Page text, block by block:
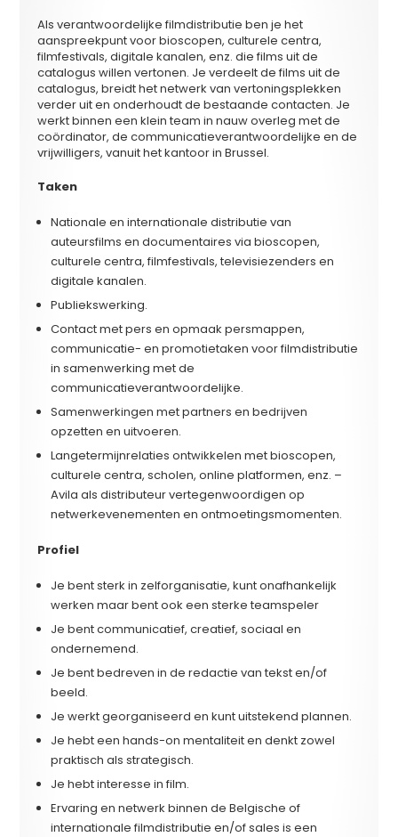
Als verantwoordelijke filmdistributie ben je het
aanspreekpunt voor bioscopen, culturele centra,
filmfestivals, digitale kanalen, enz. die films uit de
catalogus willen vertonen. Je verdeelt de films uit de
catalogus, breidt het netwerk van vertoningsplekken
verder uit en onderhoudt de bestaande contacten. Je
werkt binnen een klein team in nauw overleg met de
coördinator, de communicatieverantwoordelijke en de
vrijwilligers, vanuit het kantoor in Brussel.
Taken
Nationale en internationale distributie van
auteursfilms en documentaires via bioscopen,
culturele centra, filmfestivals, televisiezenders en
digitale kanalen.
Publiekswerking.
Contact met pers en opmaak persmappen,
communicatie- en promotietaken voor filmdistributie
in samenwerking met de
communicatieverantwoordelijke.
Samenwerkingen met partners en bedrijven
opzetten en uitvoeren.
Langetermijnrelaties ontwikkelen met bioscopen,
culturele centra, scholen, online platformen, enz. –
Avila als distributeur vertegenwoordigen op
netwerkevenementen en ontmoetingsmomenten.
Profiel
Je bent sterk in zelforganisatie, kunt onafhankelijk
werken maar bent ook een sterke teamspeler
Je bent communicatief, creatief, sociaal en
ondernemend.
Je bent bedreven in de redactie van tekst en/of
beeld.
Je werkt georganiseerd en kunt uitstekend plannen.
Je hebt een hands-on mentaliteit en denkt zowel
praktisch als strategisch.
Je hebt interesse in film.
Ervaring en netwerk binnen de Belgische of
internationale filmdistributie en/of sales is een